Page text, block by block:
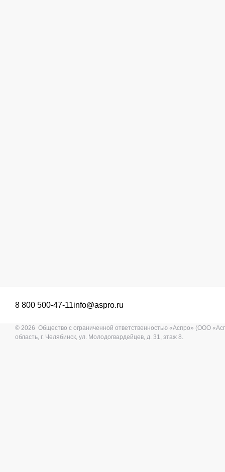
8 800 500-47-11info@aspro.ru
© 2026 Общество с ограниченной ответственностью «Аспро» (ООО
область, г. Челябинск, ул. Молодогвардейцев, д. 31, этаж 8.